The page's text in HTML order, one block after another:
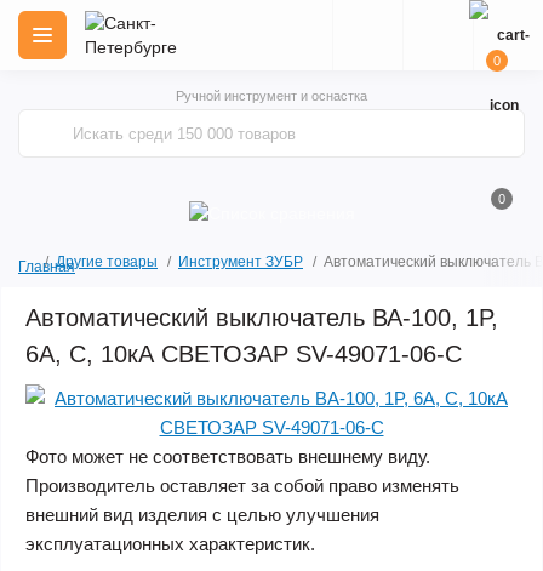
Ручной инструмент и оснастка
0
0
ГлавнаяДругие товары Инструмент ЗУБР Автоматический
Автоматический выключатель ВА-100, 1P,
6А, C, 10кА СВЕТОЗАР SV-49071-06-C
Фото может не соответствовать внешнему виду.
Производитель оставляет за собой право изменять
внешний вид изделия с целью улучшения
эксплуатационных характеристик.